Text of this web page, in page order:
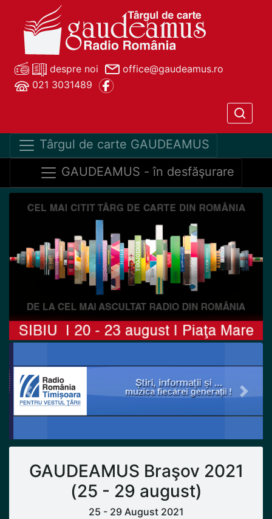
despre noi
office@gaudeamus.ro
021 3031489
Târgul de carte GAUDEAMUS
GAUDEAMUS - în desfăşurare
Previous Next
GAUDEAMUS Braşov 2021
(25 - 29 august)
25 - 29 August 2021